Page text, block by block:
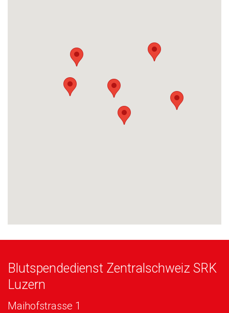
Blutspendedienst Zentralschweiz SRK
Luzern
Maihofstrasse 1